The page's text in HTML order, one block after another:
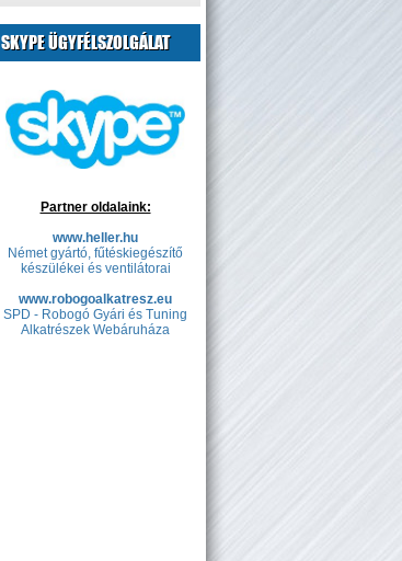
SKYPE ÜGYFÉLSZOLGÁLAT
Partner oldalaink:
www.heller.hu
Német gyártó, fűtéskiegészítő
készülékei és ventilátorai
www.robogoalkatresz.eu
SPD - Robogó Gyári és Tuning
Alkatrészek Webáruháza